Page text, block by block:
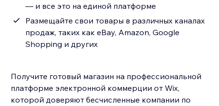
— и все это на единой платформе
Размещайте свои товары в различных каналах
продаж, таких как eBay, Amazon, Google
Shopping и других
Получите готовый магазин на профессиональной
платформе электронной коммерции от Wix,
которой доверяют бесчисленные компании по